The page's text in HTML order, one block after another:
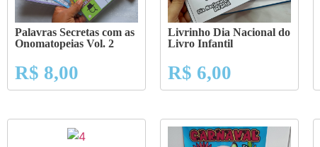
Palavras Secretas com as
Onomatopeias Vol. 2
R$ 8,00
Livrinho Dia Nacional do
Livro Infantil
R$ 6,00